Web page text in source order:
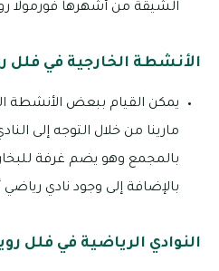
الشيقة من أشهرها فورمولا
الأنشطة الخارجية في فلل
يمكن القيام ببعض الأنشطة
مارينا من خلال التوجه إلى
بالمجمع وهو يضم غرفة
بالإضافة إلى وجود نادي رياضي
النوادي الرياضية في فلل